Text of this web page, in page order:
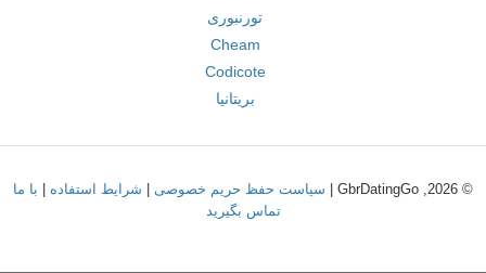
تورنبوری
Cheam
Codicote
بریتانیا
© 2026, GbrDatingGo | سیاست حفظ حریم خصوصی شرایط استفاده
با ما
تماس بگیرید